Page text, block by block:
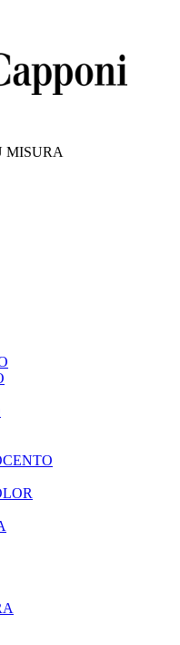
MISURA